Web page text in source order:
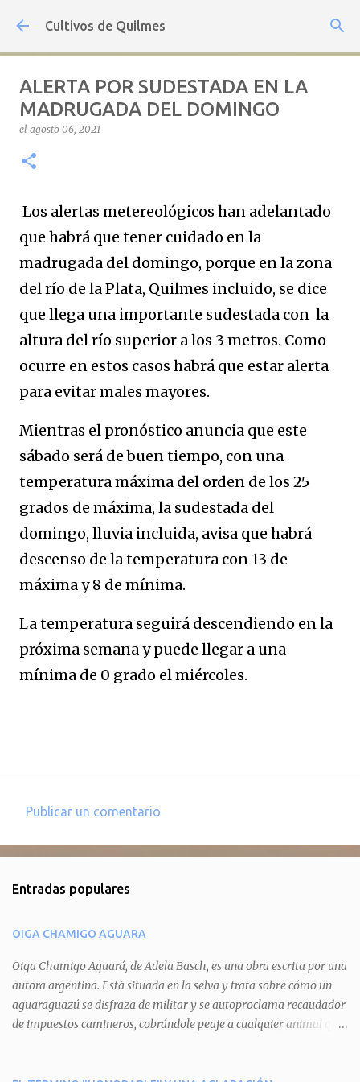
Ir al contenido principal
Cultivos de Quilmes
ALERTA POR SUDESTADA EN LA
MADRUGADA DEL DOMINGO
el agosto 06, 2021
Los alertas metereológicos han adelantado
que habrá que tener cuidado en la
madrugada del domingo, porque en la zona
del río de la Plata, Quilmes incluido, se dice
que llega una importante sudestada con la
altura del río superior a los 3 metros. Como
ocurre en estos casos habrá que estar alerta
para evitar males mayores.
Mientras el pronóstico anuncia que este
sábado será de buen tiempo, con una
temperatura máxima del orden de los 25
grados de máxima, la sudestada del
domingo, lluvia incluida, avisa que habrá
descenso de la temperatura con 13 de
máxima y 8 de mínima.
La temperatura seguirá descendiendo en la
próxima semana y puede llegar a una
mínima de 0 grado el miércoles.
e
t
a
r
i
o
Publicar un comentario
Entradas populares
OIGA CHAMIGO AGUARA
Oiga Chamigo Aguará, de Adela Basch, es una obra escrita por una
autora argentina. Està situada en la selva y trata sobre cómo un
aguaraguazú se disfraza de militar y se autoproclama recaudador
de impuestos camineros, cobrándole peaje a cualquier animal que